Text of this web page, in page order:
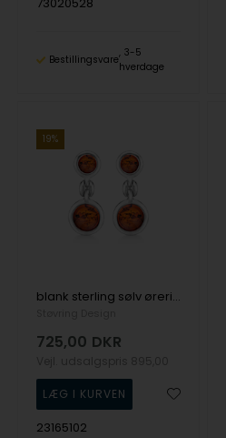
Bestillingsvare
3-5
hverdage
19%
blank sterling sølv øreringe RAV med blank overflade fra Støvring Design
725,00 DKR
23165102